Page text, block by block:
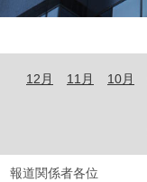
12月 11月 10月
報道関係者各位